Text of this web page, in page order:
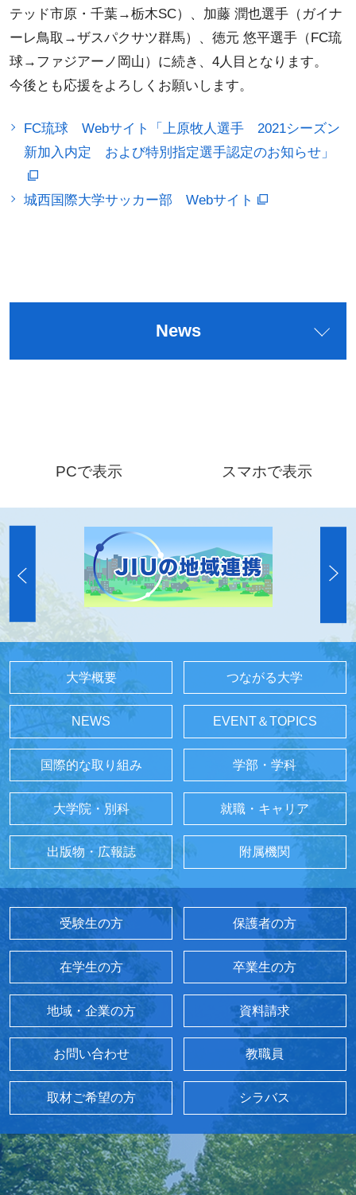
テッド市原・千葉→栃木SC）、加藤 潤也選手（ガイナ
ーレ鳥取→ザスパクサツ群馬）、徳元 悠平選手（FC琉
球→ファジアーノ岡山）に続き、4人目となります。
今後とも応援をよろしくお願いします。
FC琉球 Webサイト「上原牧人選手 2021シーズン
新加入内定 および特別指定選手認定のお知らせ」
城西国際大学サッカー部 Webサイト
News
PCで表示 スマホで表示
大学概要 つながる大学
NEWS EVENT＆TOPICS
国際的な取り組み 学部・学科
大学院・別科 就職・キャリア
出版物・広報誌 附属機関
受験生の方 保護者の方
在学生の方 卒業生の方
地域・企業の方 資料請求
お問い合わせ 教職員
取材ご希望の方 シラバス